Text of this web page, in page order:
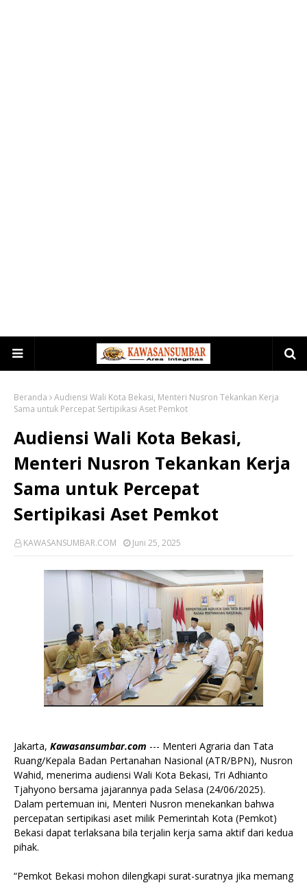
Beranda
Audiensi Wali Kota Bekasi, Menteri Nusron Tekankan Kerja
Sama untuk Percepat Sertipikasi Aset Pemkot
Audiensi Wali Kota Bekasi,
Menteri Nusron Tekankan Kerja
Sama untuk Percepat
Sertipikasi Aset Pemkot
KAWASANSUMBAR.COM Juni 25, 2025
Jakarta, Kawasansumbar.com --- Menteri Agraria dan Tata
Ruang/Kepala Badan Pertanahan Nasional (ATR/BPN), Nusron
Wahid, menerima audiensi Wali Kota Bekasi, Tri Adhianto
Tjahyono bersama jajarannya pada Selasa (24/06/2025).
Dalam pertemuan ini, Menteri Nusron menekankan bahwa
percepatan sertipikasi aset milik Pemerintah Kota (Pemkot)
Bekasi dapat terlaksana bila terjalin kerja sama aktif dari kedua
pihak.
“Pemkot Bekasi mohon dilengkapi surat-suratnya jika memang